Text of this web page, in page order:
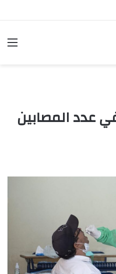
عدد المصابين